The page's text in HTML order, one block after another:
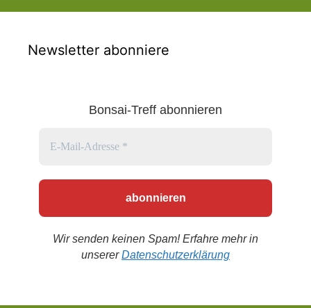
Newsletter abonniere
Bonsai-Treff abonnieren
Wir senden keinen Spam! Erfahre mehr in
unsererDatenschutzerklärung